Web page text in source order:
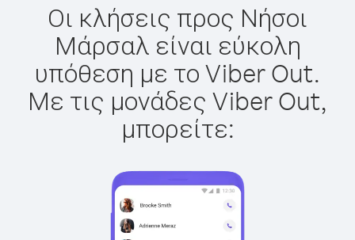
Οι κλήσεις προς Νήσοι
Μάρσαλ είναι εύκολη
υπόθεση με το Viber Out.
Με τις μονάδες Viber Out,
μπορείτε: